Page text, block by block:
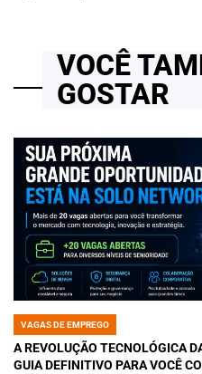
VOCÊ
GOSTAR
POSTED
IN
VAGAS DE EMPREGO
A REVOLUÇÃO TECNOLÓGICA
GUIA DEFINITIVO PARA VOCÊ